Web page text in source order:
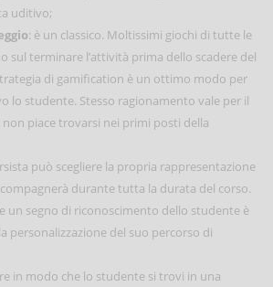
uditivo;
: è un classico. Moltissimi giochi di tutte le
sul terminare l’attività prima dello scadere del
di gamification è un ottimo modo per
lo studente. Stesso ragionamento vale per il
piace trovarsi nei primi posti della
può scegliere la propria rappresentazione
durante tutta la durata del corso.
un segno di riconoscimento dello studente è
personalizzazione del suo percorso di
in modo che lo studente si trovi in una